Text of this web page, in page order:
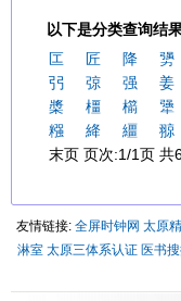
以下是分类查询结
匞
匠 降 勥
弜
弶 强 姜
槳
橿 櫤 犟
糨
絳 繮 翞
末页 页次:1/1页 共
友情链接: 全屏时钟网 太原
淋室 太原三体系认证 医书